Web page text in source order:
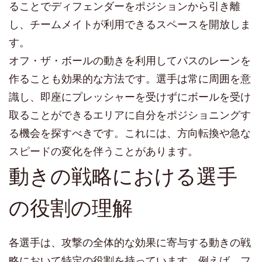
ることでディフェンダーをポジションから引き離
し、チームメイトが利用できるスペースを開放しま
す。
オフ・ザ・ボールの動きを利用してパスのレーンを
作ることも効果的な方法です。選手は常に周囲を意
識し、即座にプレッシャーを受けずにボールを受け
取ることができるエリアに自分をポジショニングす
る機会を探すべきです。これには、方向転換や急な
スピードの変化を伴うことがあります。
動きの戦略における選手
の役割の理解
各選手は、攻撃の全体的な効果に寄与する動きの戦